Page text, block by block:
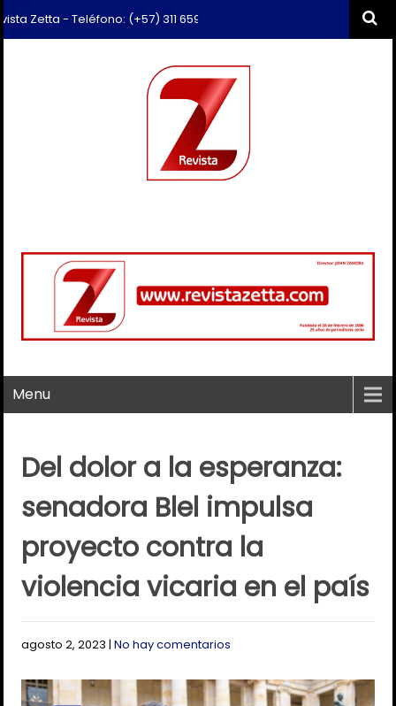
- Teléfono: (+57) 311 659 6374 - Correo: revista.zetta@gmail.com
Menu
Del dolor a la esperanza:
senadora Blel impulsa
proyecto contra la
violencia vicaria en el país
agosto 2, 2023 |No hay comentarios